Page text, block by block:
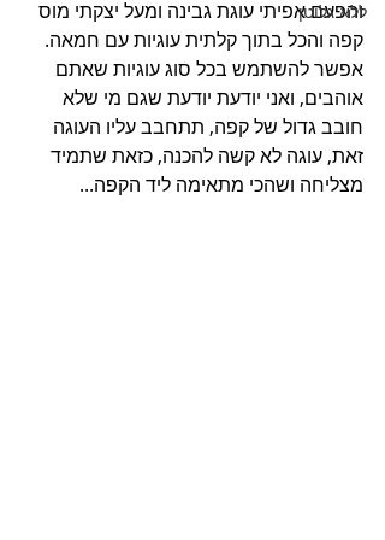
ללא גלוטן
והפעם אפיתי עוגת גבינה ומעל יצקתי מוס
קפה והכל בתוך קלתית עוגיות עם חמאה.
אפשר להשתמש בכל סוג עוגיות שאתם
אוהבים, ואני יודעת יודעת שגם מי שלא
חובב גדול של קפה, תתחבב עליו העוגה
זאת, עוגה לא קשה להכנה, כזאת שתמיד
מצליחה ושהכי מתאימה ליד הקפה...